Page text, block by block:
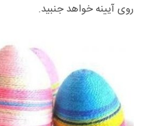
روی آیینه خواهد جنبید.